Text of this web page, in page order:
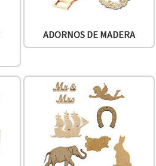
ADORNOS DE MADERA